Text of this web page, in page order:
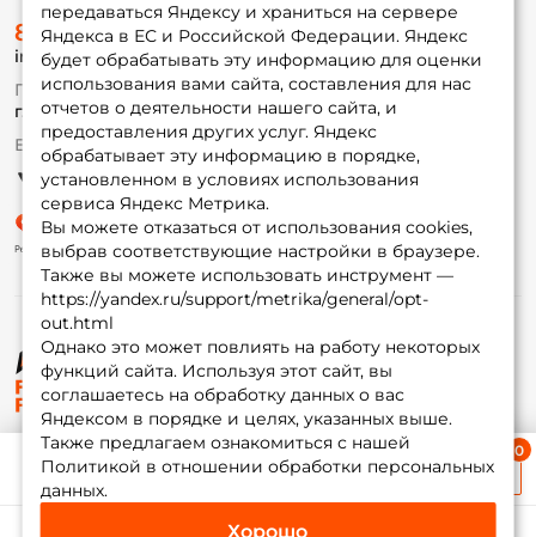
Ближайшая доставка
≈ 1 дн.
передаваться Яндексу и храниться на сервере
Яндекса в ЕС и Российской Федерации. Яндекс
будет обрабатывать эту информацию для оценки
использования вами сайта, составления для нас
отчетов о деятельности нашего сайта, и
предоставления других услуг. Яндекс
обрабатывает эту информацию в порядке,
установленном в условиях использования
сервиса Яндекс Метрика.
Вы можете отказаться от использования cookies,
выбрав соответствующие настройки в браузере.
Также вы можете использовать инструмент —
https://yandex.ru/support/metrika/general/opt-
out.html
Однако это может повлиять на работу некоторых
функций сайта. Используя этот сайт, вы
соглашаетесь на обработку данных о вас
Яндексом в порядке и целях, указанных выше.
Также предлагаем ознакомиться с нашей
Политикой в отношении обработки персональных
данных.
Хорошо
© ФоксФишинг, 2009-2026
О магазине
Доставка
Оплата
Fox-bonus
Гуру
Партнерская программа
8 (495) 532-77-88
info@foxfishing.ru
По вопросам с заказом
г. Москва, ул. Плеханова д.7
Ежедневно 10:00 до 20:00